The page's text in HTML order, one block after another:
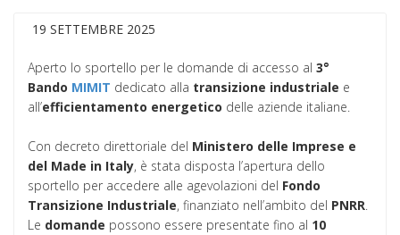
19 SETTEMBRE 2025
Aperto lo sportello per le domande di accesso al 3°
Bando MIMIT dedicato alla transizione industriale e
all’efficientamento energetico delle aziende italiane.
Con decreto direttoriale del Ministero delle Imprese e
del Made in Italy, è stata disposta l’apertura dello
sportello per accedere alle agevolazioni del Fondo
Transizione Industriale, finanziato nell’ambito del PNRR.
Le domande possono essere presentate fino al 10